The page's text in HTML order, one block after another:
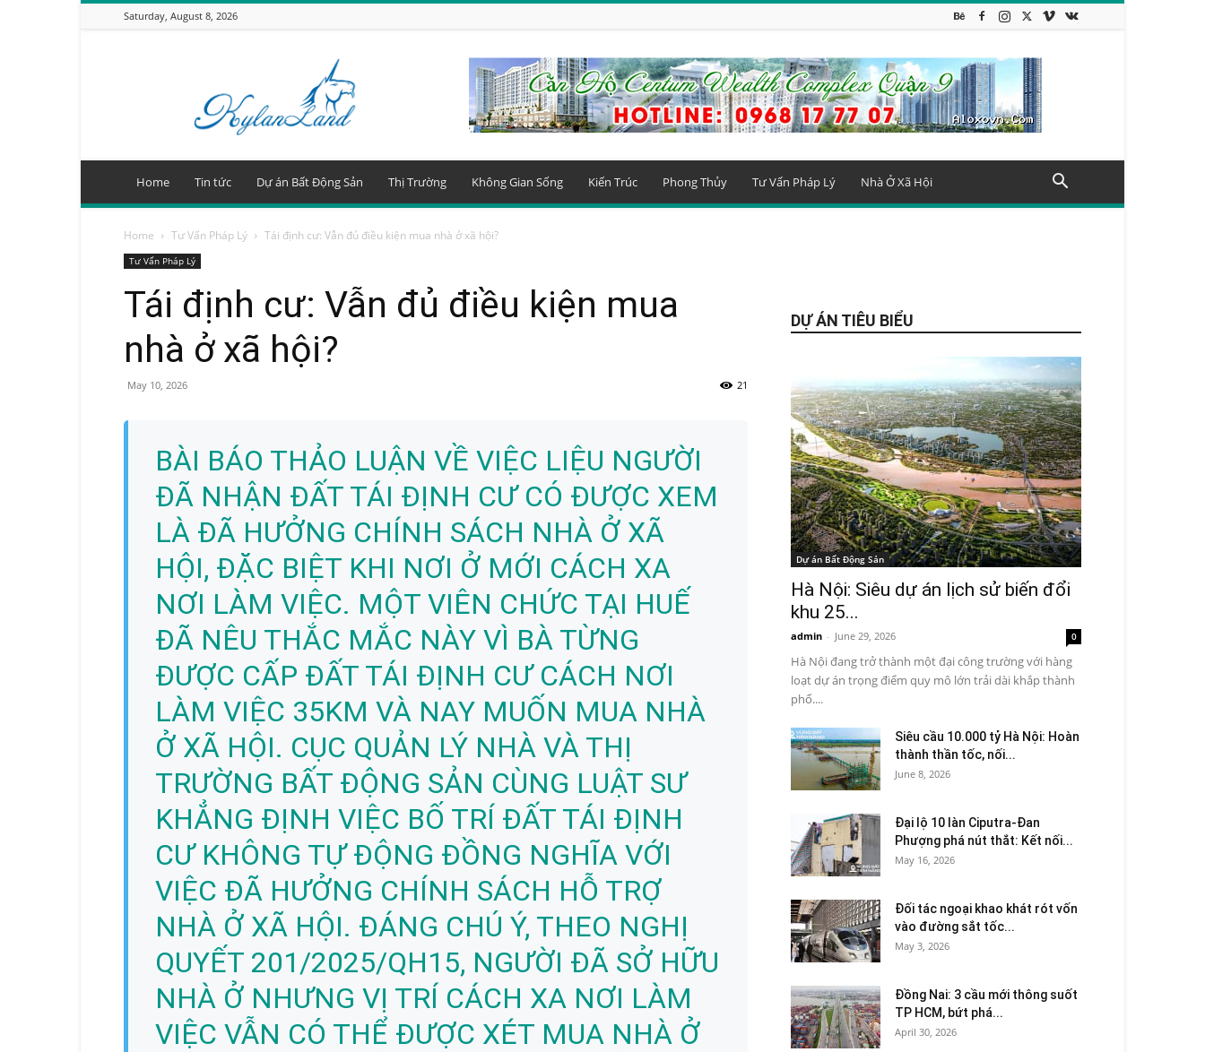
Saturday, August 8, 2026
KyLanLand.Net
tức
Động
Sản
Home Tin tức Dự án Bất Động Sản Thị Trường Không Gian Sống Kiến Trúc Phong Thủy Tư Vấn Pháp Lý Nhà Ở Xã Hội
Home Tư Vấn Pháp Lý Tái định cư: Vẫn đủ điều kiện mua nhà ở xã hội?
Tư Vấn Pháp Lý
Tái định cư: Vẫn đủ điều kiện mua
nhà ở xã hội?
May 10, 2026 21
BÀI BÁO THẢO LUẬN VỀ VIỆC LIỆU NGƯỜI
ĐÃ NHẬN ĐẤT TÁI ĐỊNH CƯ CÓ ĐƯỢC XEM
LÀ ĐÃ HƯỞNG CHÍNH SÁCH NHÀ Ở XÃ
HỘI, ĐẶC BIỆT KHI NƠI Ở MỚI CÁCH XA
NƠI LÀM VIỆC. MỘT VIÊN CHỨC TẠI HUẾ
ĐÃ NÊU THẮC MẮC NÀY VÌ BÀ TỪNG
ĐƯỢC CẤP ĐẤT TÁI ĐỊNH CƯ CÁCH NƠI
LÀM VIỆC 35KM VÀ NAY MUỐN MUA NHÀ
Ở XÃ HỘI. CỤC QUẢN LÝ NHÀ VÀ THỊ
TRƯỜNG BẤT ĐỘNG SẢN CÙNG LUẬT SƯ
KHẲNG ĐỊNH VIỆC BỐ TRÍ ĐẤT TÁI ĐỊNH
CƯ KHÔNG TỰ ĐỘNG ĐỒNG NGHĨA VỚI
VIỆC ĐÃ HƯỞNG CHÍNH SÁCH HỖ TRỢ
NHÀ Ở XÃ HỘI. ĐÁNG CHÚ Ý, THEO NGHỊ
QUYẾT 201/2025/QH15, NGƯỜI ĐÃ SỞ HỮU
NHÀ Ở NHƯNG VỊ TRÍ CÁCH XA NƠI LÀM
VIỆC VẪN CÓ THỂ ĐƯỢC XÉT MUA NHÀ Ở
DỰ ÁN TIÊU BIỂU
Dự án Bất Động Sản
Hà Nội: Siêu dự án lịch sử biến đổi
khu 25...
admin - June 29, 2026 0
Hà Nội đang trở thành một đại công trường với hàng
loạt dự án trọng điểm quy mô lớn trải dài khắp thành
phố....
Siêu cầu 10.000 tỷ Hà Nội: Hoàn
thành thần tốc, nối...
June 8, 2026
Đại lộ 10 làn Ciputra-Đan
Phượng phá nút thắt: Kết nối...
May 16, 2026
Đối tác ngoại khao khát rót vốn
vào đường sắt tốc...
May 3, 2026
Đồng Nai: 3 cầu mới thông suốt
TP HCM, bứt phá...
April 30, 2026